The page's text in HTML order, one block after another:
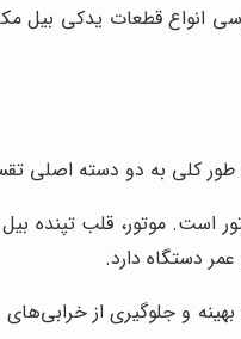
انواع قطعات یدکی بیل
طور کلی به دو دسته اصلی
است. موتور، قلب تپنده
دستگاه دارد.
و جلوگیری از